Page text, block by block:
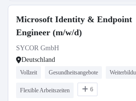
Microsoft Identity & Endpoint
Engineer (m/w/d)
SYCOR GmbH
Deutschland
Vollzeit Gesundheitsangebote
Flexible Arbeitszeiten 6